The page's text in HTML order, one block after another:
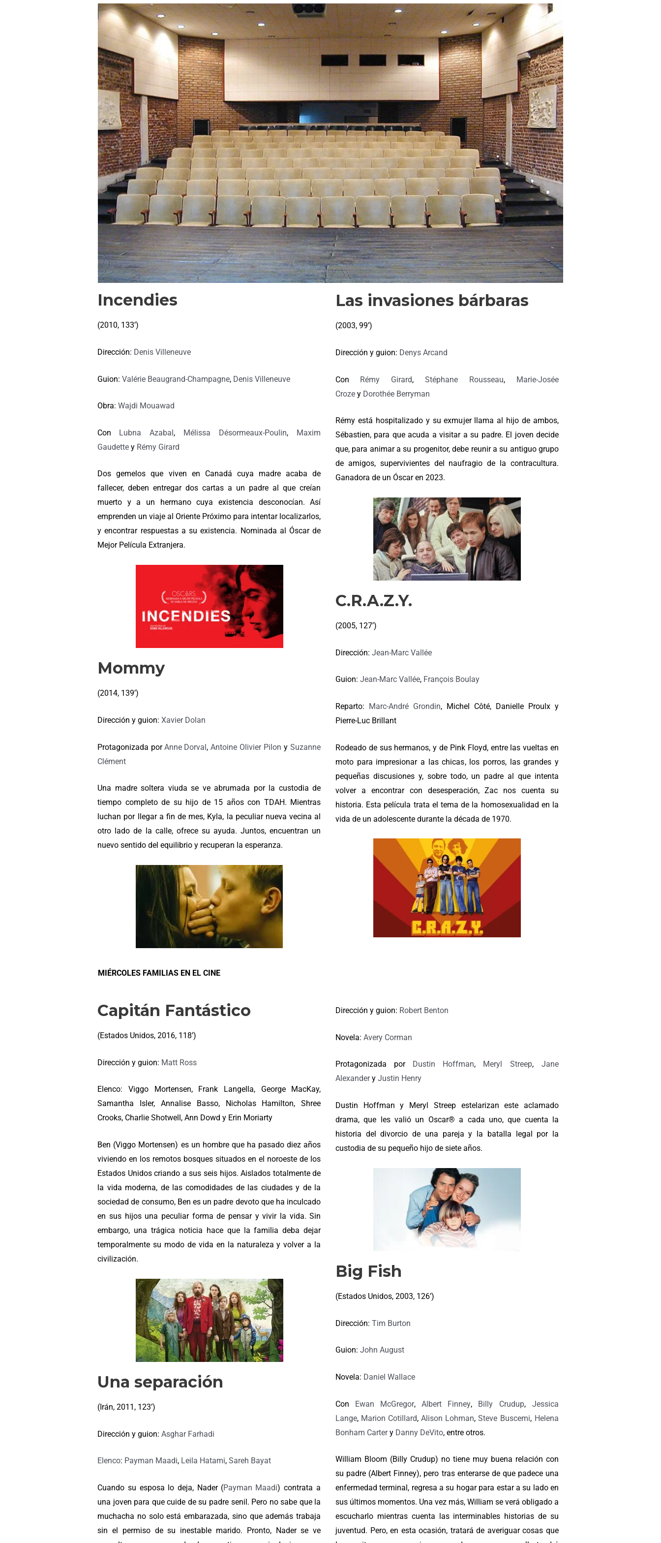
Incendies
(2010, 133’)
Dirección: Denis Villeneuve
Guion:Valérie Beaugrand-Champagne, Denis Villeneuve
Obra:Wajdi Mouawad
Con Lubna Azabal, Mélissa Désormeaux-Poulin, Maxim
Gaudette y Rémy Girard
Dos gemelos que viven en Canadá cuya madre acaba de
fallecer, deben entregar dos cartas a un padre al que creían
muerto y a un hermano cuya existencia desconocían. Así
emprenden un viaje al Oriente Próximo para intentar localizarlos,
y encontrar respuestas a su existencia. Nominada al Óscar de
Mejor Película Extranjera.
Mommy
(2014, 139’)
Dirección y guion:Xavier Dolan
Protagonizada porAnne Dorval,Antoine Olivier Pilon ySuzanne
Clément
Una madre soltera viuda se ve abrumada por la custodia de
tiempo completo de su hijo de 15 años con TDAH. Mientras
luchan por llegar a fin de mes, Kyla, la peculiar nueva vecina al
otro lado de la calle, ofrece su ayuda. Juntos, encuentran un
nuevo sentido del equilibrio y recuperan la esperanza.
Las invasiones bárbaras
(2003, 99’)
Dirección y guion: Denys Arcand
Con Rémy Girard, Stéphane Rousseau, Marie-Josée
Croze y Dorothée Berryman
Rémy está hospitalizado y su exmujer llama al hijo de ambos,
Sébastien, para que acuda a visitar a su padre. El joven decide
que, para animar a su progenitor, debe reunir a su antiguo grupo
de amigos, supervivientes del naufragio de la contracultura.
Ganadora de un Óscar en 2023.
C.R.A.Z.Y.
(2005, 127’)
Dirección: Jean-Marc Vallée
Guion: Jean-Marc Vallée, François Boulay
Reparto: Marc-André Grondin, Michel Côté, Danielle Proulx y
Pierre-Luc Brillant
Rodeado de sus hermanos, y de Pink Floyd, entre las vueltas en
moto para impresionar a las chicas, los porros, las grandes y
pequeñas discusiones y, sobre todo, un padre al que intenta
volver a encontrar con desesperación, Zac nos cuenta su
historia. Esta película trata el tema de la homosexualidad en la
vida de un adolescente durante la década de 1970.
MIÉRCOLES FAMILIAS EN EL CINE
Capitán Fantástico
(Estados Unidos, 2016, 118’)
Dirección y guion: Matt Ross
Elenco: Viggo Mortensen, Frank Langella, George MacKay,
Samantha Isler, Annalise Basso, Nicholas Hamilton, Shree
Crooks, Charlie Shotwell, Ann Dowd y Erin Moriarty
Ben (Viggo Mortensen) es un hombre que ha pasado diez años
viviendo en los remotos bosques situados en el noroeste de los
Estados Unidos criando a sus seis hijos. Aislados totalmente de
la vida moderna, de las comodidades de las ciudades y de la
sociedad de consumo, Ben es un padre devoto que ha inculcado
en sus hijos una peculiar forma de pensar y vivir la vida. Sin
embargo, una trágica noticia hace que la familia deba dejar
temporalmente su modo de vida en la naturaleza y volver a la
civilización.
Una separación
(Irán, 2011, 123’)
Dirección y guion:Asghar Farhadi
Elenco: Payman Maadi, Leila Hatami,Sareh Bayat
Cuando su esposa lo deja, Nader (Payman Maadi) contrata a
una joven para que cuide de su padre senil. Pero no sabe que la
muchacha no solo está embarazada, sino que además trabaja
sin el permiso de su inestable marido. Pronto, Nader se ve
Dirección y guion: Robert Benton
Novela: Avery Corman
Protagonizada por Dustin Hoffman, Meryl Streep, Jane
Alexandery Justin Henry
Dustin Hoffman y Meryl Streep estelarizan este aclamado
drama, que les valió un Oscar® a cada uno, que cuenta la
historia del divorcio de una pareja y la batalla legal por la
custodia de su pequeño hijo de siete años.
Big Fish
(Estados Unidos, 2003, 126’)
Dirección: Tim Burton
Guion: John August
Novela: Daniel Wallace
Con Ewan McGregor, Albert Finney, Billy Crudup, Jessica
Lange, Marion Cotillard, Alison Lohman, Steve Buscemi, Helena
Bonham Cartery Danny DeVito, entre otros.
William Bloom (Billy Crudup) no tiene muy buena relación con
su padre (Albert Finney), pero tras enterarse de que padece una
enfermedad terminal, regresa a su hogar para estar a su lado en
sus últimos momentos. Una vez más, William se verá obligado a
escucharlo mientras cuenta las interminables historias de su
juventud. Pero, en esta ocasión, tratará de averiguar cosas que